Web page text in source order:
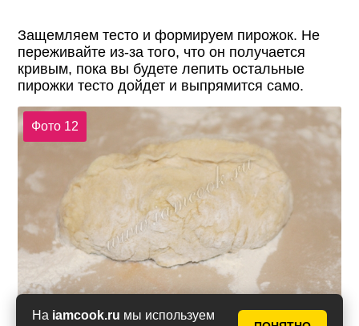
На iamcook.ru мы используем
Защемляем тесто и формируем пирожок. Не
переживайте из-за того, что он получается
кривым, пока вы будете лепить остальные
пирожки тесто дойдет и выпрямится само.
Фото 12